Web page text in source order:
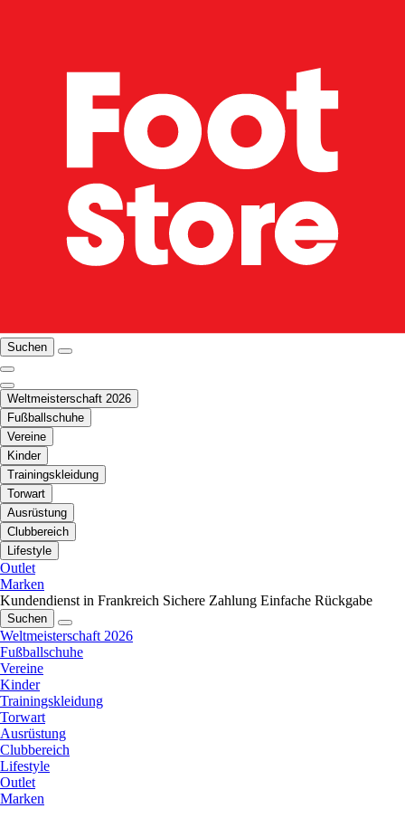
Suchen
Weltmeisterschaft 2026
Fußballschuhe
Vereine
Kinder
Trainingskleidung
Torwart
Ausrüstung
Clubbereich
Lifestyle
Outlet
Marken
Kundendienst in Frankreich Sichere Zahlung Einfache Rückgabe
Suchen
Weltmeisterschaft 2026
Fußballschuhe
Vereine
Kinder
Trainingskleidung
Torwart
Ausrüstung
Clubbereich
Lifestyle
Outlet
Marken